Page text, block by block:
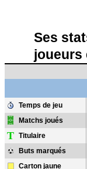
Ses
joueurs
Temps de jeu
Matchs joués
T Titulaire
Buts marqués
Carton jaune